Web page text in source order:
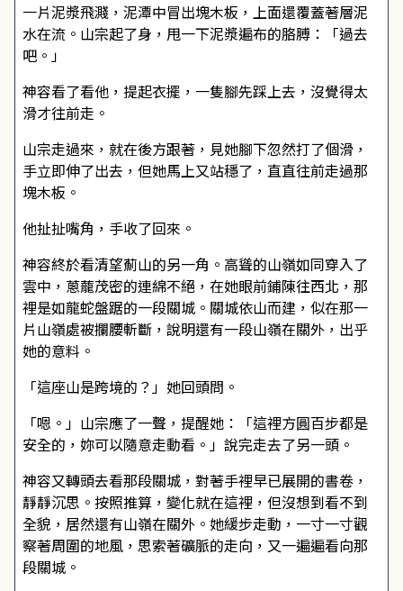
一片泥漿飛濺，泥潭中冒出塊木板，上面還覆蓋著層泥
水在流。山宗起了身，甩一下泥漿遍布的胳膊：「過去
吧。」
神容看了看他，提起衣擺，一隻腳先踩上去，沒覺得太
滑才往前走。
山宗走過來，就在後方跟著，見她腳下忽然打了個滑，
手立即伸了出去，但她馬上又站穩了，直直往前走過那
塊木板。
他扯扯嘴角，手收了回來。
神容終於看清望薊山的另一角。高聳的山嶺如同穿入了
雲中，蔥蘢茂密的連綿不絕，在她眼前鋪陳往西北，那
裡是如龍蛇盤踞的一段關城。關城依山而建，似在那一
片山嶺處被攔腰斬斷，說明還有一段山嶺在關外，出乎
她的意料。
「這座山是跨境的？」她回頭問。
「嗯。」山宗應了一聲，提醒她：「這裡方圓百步都是
安全的，妳可以隨意走動看。」說完走去了另一頭。
神容又轉頭去看那段關城，對著手裡早已展開的書卷，
靜靜沉思。按照推算，變化就在這裡，但沒想到看不到
全貌，居然還有山嶺在關外。她緩步走動，一寸一寸觀
察著周圍的地風，思索著礦脈的走向，又一遍遍看向那
段關城。